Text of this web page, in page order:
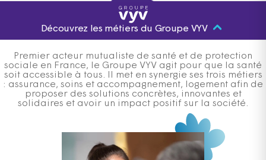
Découvrez les métiers du Groupe VYV
Premier acteur mutualiste de santé et de protection
sociale en France, le Groupe VYV agit pour que la santé
soit accessible à tous. Il met en synergie ses trois métiers
: assurance, soins et accompagnement, logement afin de
proposer des solutions concrètes, innovantes et
solidaires et avoir un impact positif sur la société.